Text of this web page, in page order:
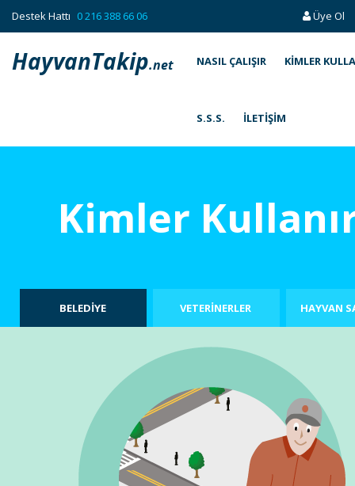
Destek Hattı 0 216 388 66 06 Üye Ol
HayvanTakip.net NASIL ÇALIŞIR KIMLER
S.S.S. İLETIŞIM
Kimler
BELEDİYE VETERİNERLER HAYVAN